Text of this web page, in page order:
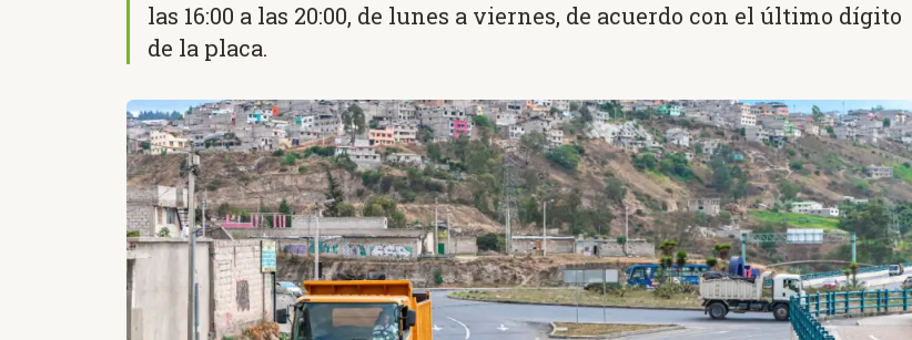
las 16:00 a las 20:00, de lunes a viernes, de acuerdo con el último dígito
de la placa.